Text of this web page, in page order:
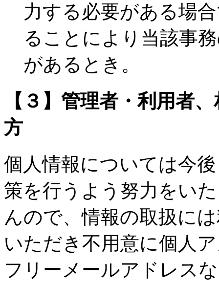
力する必要がある場
ることにより当該事
があるとき。
【３】管理者・利用者
方
個人情報については今
策を行うよう努力をい
んので、情報の取扱に
いただき不用意に個人
フリーメールアドレス